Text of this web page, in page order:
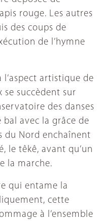
rouge. Les autres
des coups de
de l’hymne
l’aspect artistique de
se succèdent sur
des danses
bal avec la grâce de
du Nord enchaînent
le têkê, avant qu’un
la marche.
qui entame la
cette
à l’ensemble